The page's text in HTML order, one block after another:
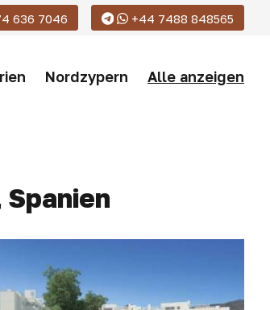
636 7046 +44 7488 848565
Nordzypern Alle anzeigen